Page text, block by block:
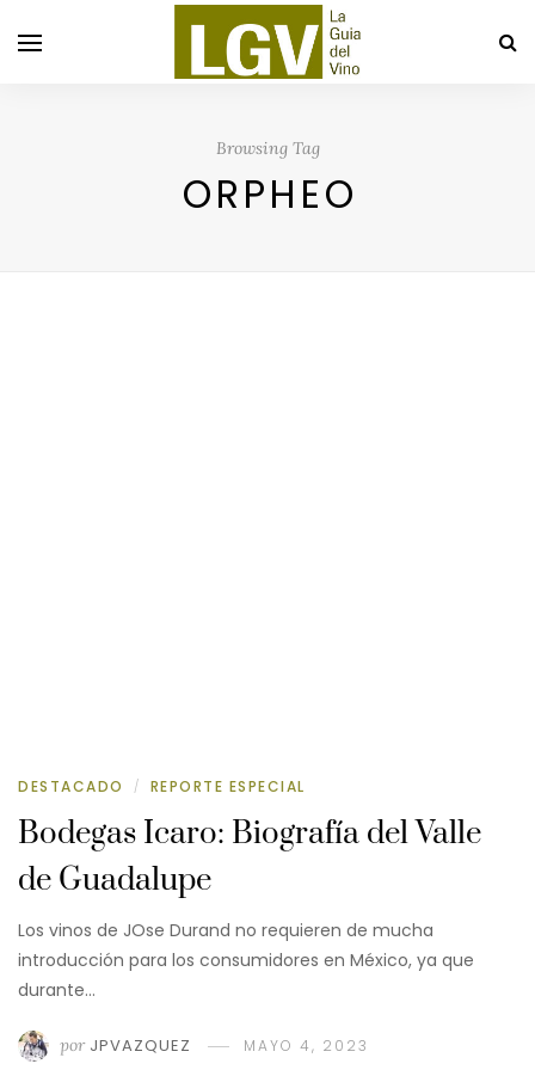
Browsing Tag
ORPHEO
DESTACADO / REPORTE ESPECIAL
Bodegas Icaro: Biografía del Valle
de Guadalupe
Los vinos de JOse Durand no requieren de mucha
introducción para los consumidores en México, ya que
durante…
por JPVAZQUEZ MAYO 4, 2023